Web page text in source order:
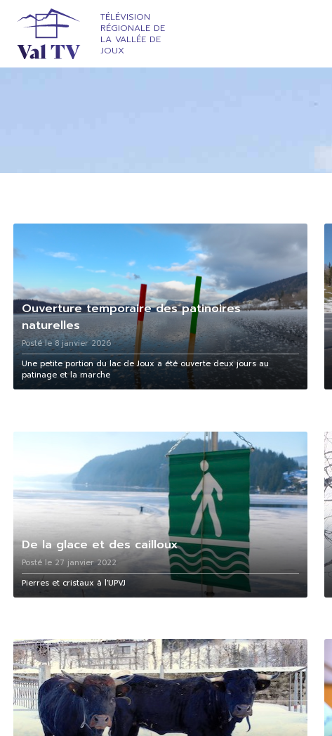
TÉLÉVISION
RÉGIONALE DE
LA VALLÉE DE
JOUX
Ouverture temporaire des patinoires
naturelles
Posté le 8 janvier 2026
Une petite portion du lac de Joux a été ouverte deux jours au
patinage et la marche
De la glace et des cailloux
Posté le 27 janvier 2022
Pierres et cristaux à l'UPVJ